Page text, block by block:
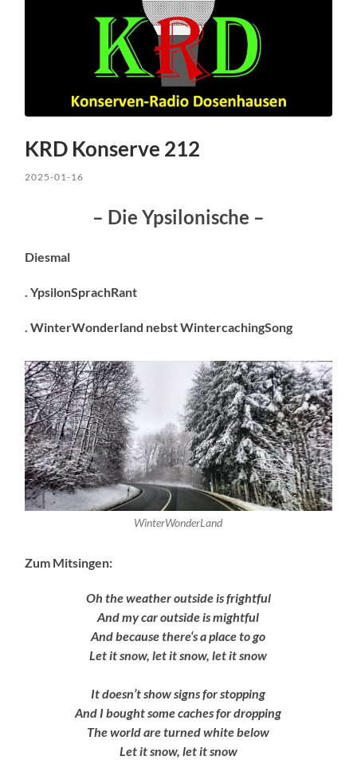
KRD Konserve 212
2025-01-16
– Die Ypsilonische –
Diesmal
. YpsilonSprachRant
. WinterWonderland nebst WintercachingSong
WinterWonderLand
Zum Mitsingen:
Oh the weather outside is frightful
And my car outside is mightful
And because there‘s a place to go
Let it snow, let it snow, let it snow
It doesn’t show signs for stopping
And I bought some caches for dropping
The world are turned white below
Let it snow, let it snow